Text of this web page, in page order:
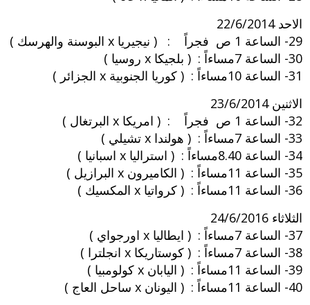
الاحد 22/6/2014
29- الساعة 1 ص فجراً : ( نيجيريا x البوسنة والهرسك )
30- الساعة 7مساءاً : ( بلجيكا x روسيا )
31- الساعة 10مساءاً : ( كوريا الجنوبية x الجزائر )
الاثنين 23/6/2014
32- الساعة 1 ص فجراً : ( امريكا x البرتغال )
33- الساعة 7مساءاً : ( هولندا x تشيلي )
34- الساعة 8.40مساءاً : ( استراليا x اسبانيا )
35- الساعة 11مساءاً : ( الكاميرون x البرازيل )
36- الساعة 11مساءاً : ( كرواتيا x المكسيك )
الثلاثاء 24/6/2016
37- الساعة 7مساءاً : ( ايطاليا x اورجواي )
38- الساعة 7مساءاً : ( كوستاريكا x انجلترا )
39- الساعة 11مساءاً : ( اليابان x كولومبيا )
40- الساعة 11مساءاً : ( اليونان x ساحل العاج )